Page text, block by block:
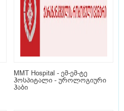
MMT Hospital - ემ-ემ-ტე
ჰოსპიტალი - უროლოგიური
ჰაბი